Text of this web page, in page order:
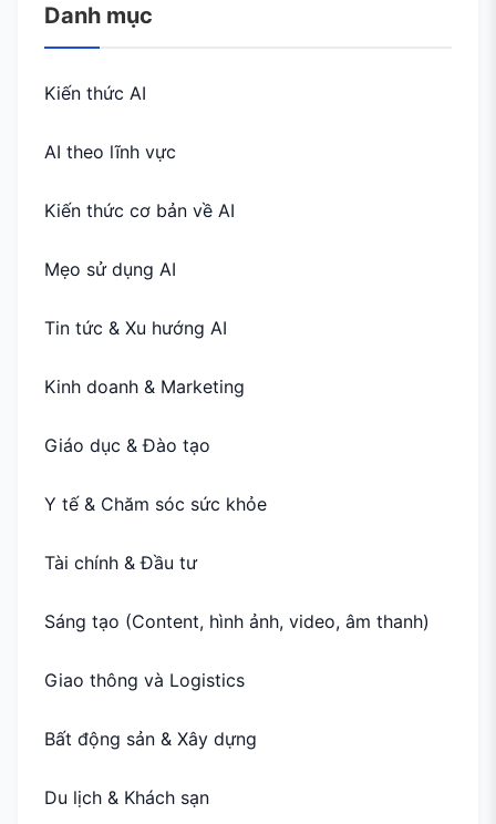
Danh mục
Kiến thức AI
AI theo lĩnh vực
Kiến thức cơ bản về AI
Mẹo sử dụng AI
Tin tức & Xu hướng AI
Kinh doanh & Marketing
Giáo dục & Đào tạo
Y tế & Chăm sóc sức khỏe
Tài chính & Đầu tư
Sáng tạo (Content, hình ảnh, video, âm thanh)
Giao thông và Logistics
Bất động sản & Xây dựng
Du lịch & Khách sạn